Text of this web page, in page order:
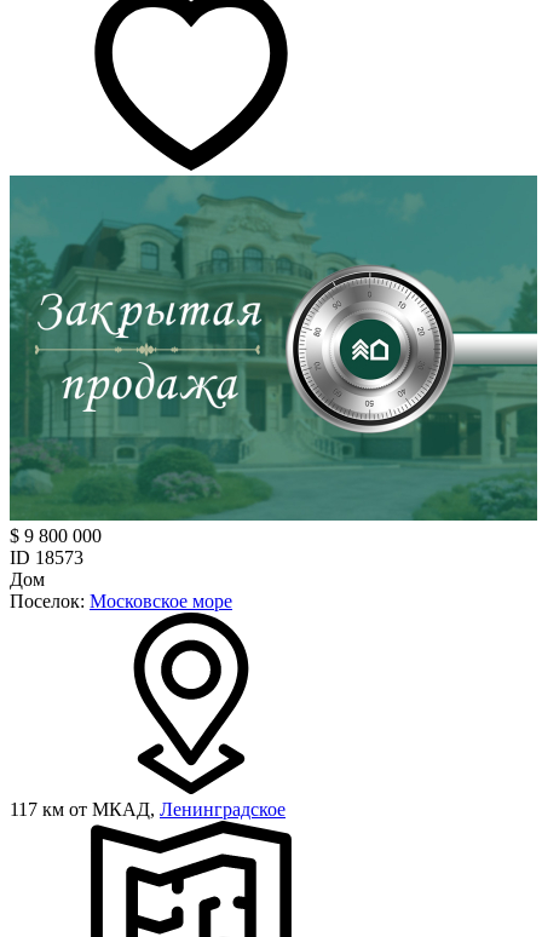
$ 9 800 000
ID 18573
Дом
Поселок: Московское море
117 км от МКАД, Ленинградское